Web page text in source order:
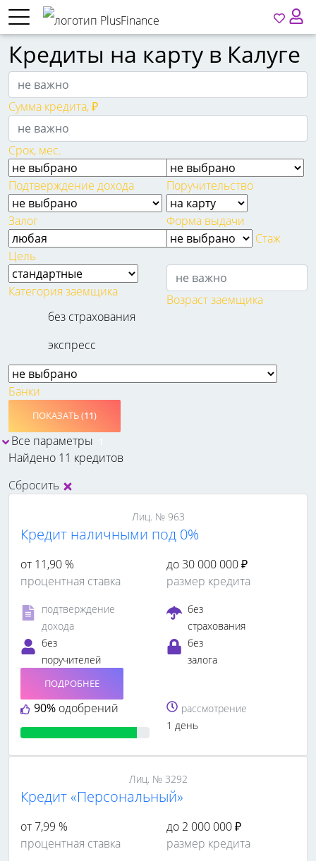
Кредиты на карту в Калуге
Сумма кредита, ₽
Срок, мес.
Подтверждение дохода Поручительство
Залог Форма выдачи
Цель
Стаж
Категория заемщика
Возраст заемщика
без страхования
экспресс
Банки
ПОКАЗАТЬ (11)
Все параметры
Найдено 11 кредитов
Сбросить
Лиц. № 963
Кредит наличными под 0%
от 11,90 %
процентная ставка
до 30 000 000 ₽
размер кредита
подтверждение
дохода
без
страхования
без
поручителей
без
залога
90% одобрений
ПОДРОБНЕЕ
рассмотрение
1 день
Лиц. № 3292
Кредит «Персональный»
от 7,99 %
процентная ставка
до 2 000 000 ₽
размер кредита